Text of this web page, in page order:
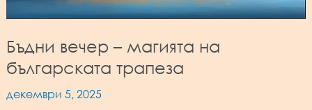
Бъдни вечер – магията на
българската трапеза
декември 5, 2025